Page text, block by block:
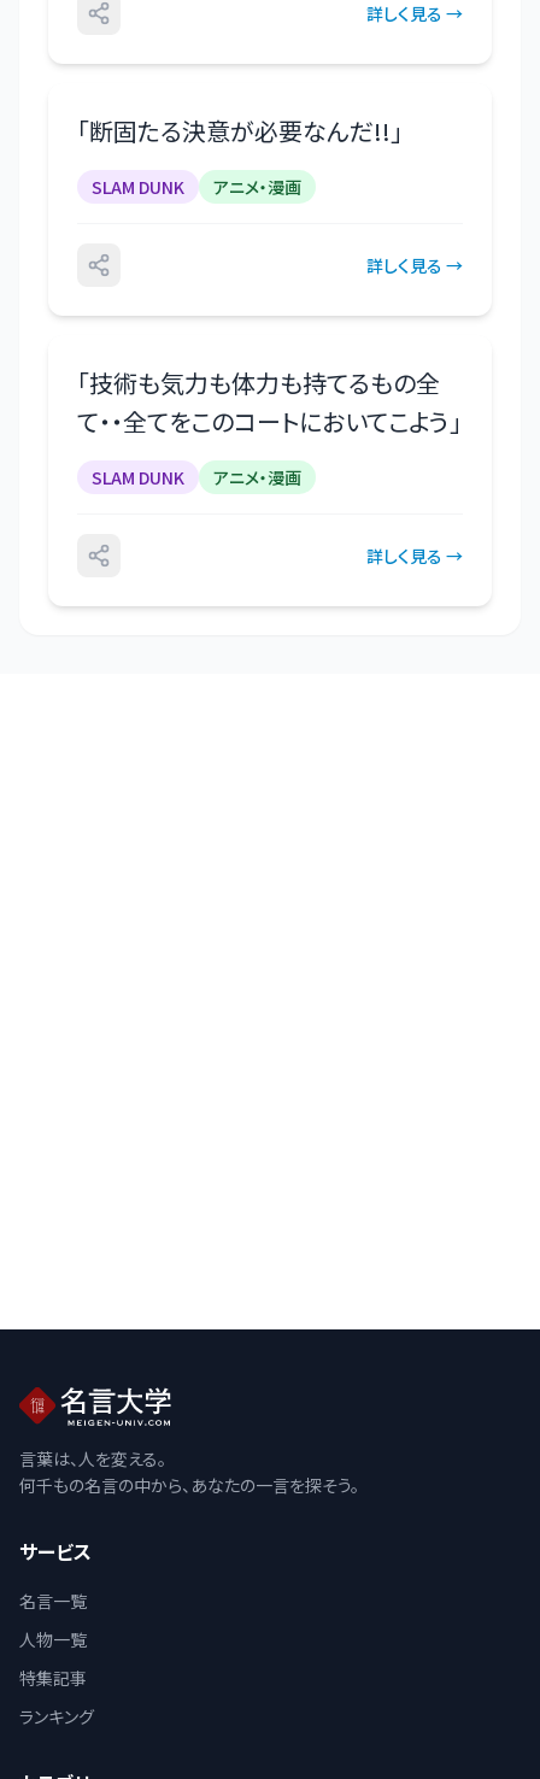
詳しく見る →
「断固たる決意が必要なんだ!! 」
SLAM DUNK アニメ・漫画
詳しく見る →
「技術も気力も体力も持てるもの全
て・・全てをこのコートにおいてこよう 」
SLAM DUNK アニメ・漫画
詳しく見る →
言葉は、人を変える。
何千もの名言の中から、あなたの一言を探そう。
サービス
名言一覧
人物一覧
特集記事
ランキング